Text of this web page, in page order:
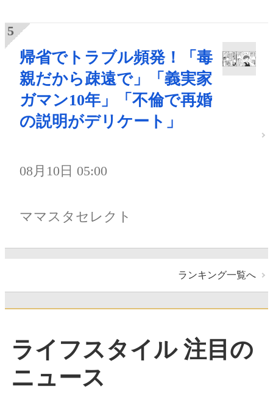
帰省でトラブル頻発！「毒
親だから疎遠で」「義実家
ガマン10年」「不倫で再婚
の説明がデリケート」
08月10日 05:00
ママスタセレクト
ランキング一覧へ
ライフスタイル 注目の
ニュース